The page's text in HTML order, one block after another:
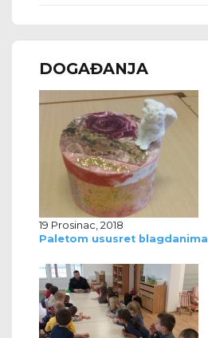
DOGAĐANJA
19 Prosinac, 2018
Paletom ususret blagdanima